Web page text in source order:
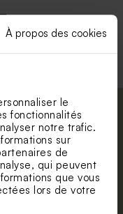
À propos des cookies
le
fonctionnalités
notre trafic.
sur
de
qui peuvent
que vous
lors de votre
de naissance
fleurs
Nouveautés
et restez
de 5%